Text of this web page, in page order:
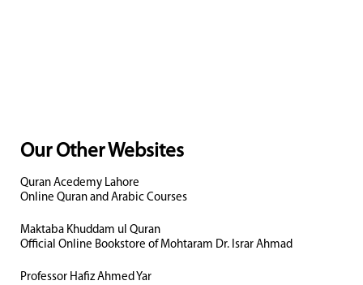
Our Other Websites
Quran Acedemy Lahore
Online Quran and Arabic Courses
Maktaba Khuddam ul Quran
Official Online Bookstore of Mohtaram Dr. Israr Ahmad
Professor Hafiz Ahmed Yar